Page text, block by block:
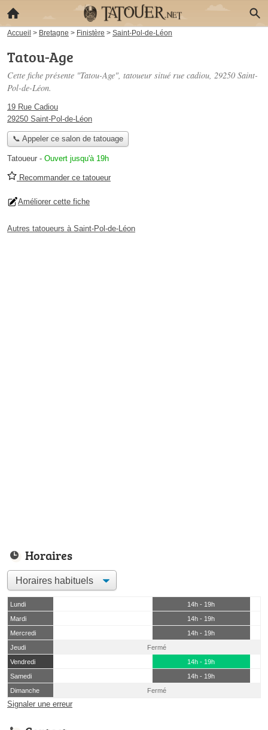
Accueil > Bretagne > Finistère > Saint-Pol-de-Léon
Tatou-Age
Cette fiche présente "Tatou-Age", tatoueur situé rue cadiou, 29250 Saint-
Pol-de-Léon.
19 Rue Cadiou
29250 Saint-Pol-de-Léon
📞 Appeler ce salon de tatouage
Tatoueur - Ouvert jusqu'à 19h
Recommander ce tatoueur
Améliorer cette fiche
Autres tatoueurs à Saint-Pol-de-Léon
Horaires
Lundi
14h - 19h
Mardi
14h - 19h
Mercredi
14h - 19h
Jeudi
Fermé
Vendredi
14h - 19h
Samedi
14h - 19h
Dimanche
Fermé
Signaler une erreur